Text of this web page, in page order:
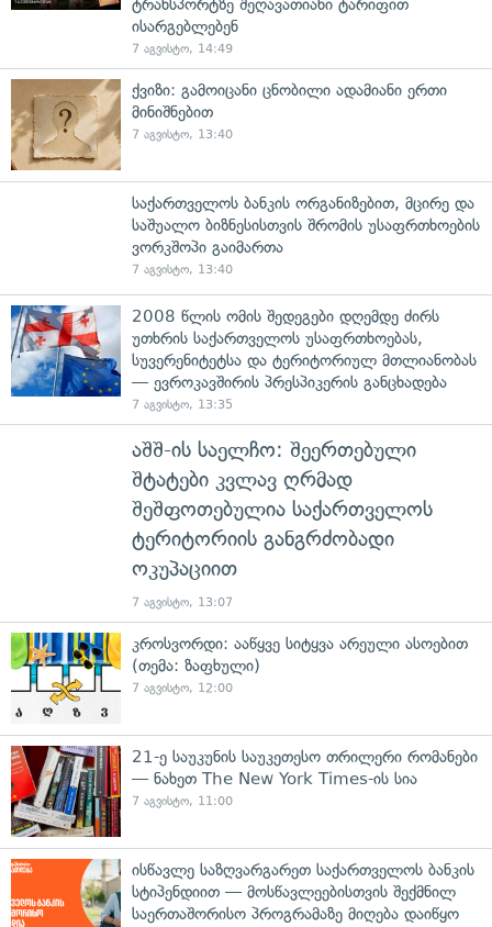
ტრანსპორტზე შეღავათიანი ტარიფით
ისარგებლებენ
7 აგვისტო, 14:49
ქვიზი: გამოიცანი ცნობილი ადამიანი ერთი
მინიშნებით
7 აგვისტო, 13:40
საქართველოს ბანკის ორგანიზებით, მცირე და
საშუალო ბიზნესისთვის შრომის უსაფრთხოების
ვორკშოპი გაიმართა
7 აგვისტო, 13:40
2008 წლის ომის შედეგები დღემდე ძირს
უთხრის საქართველოს უსაფრთხოებას,
სუვერენიტეტსა და ტერიტორიულ მთლიანობას
— ევროკავშირის პრესპიკერის განცხადება
7 აგვისტო, 13:35
აშშ-ის საელჩო: შეერთებული
შტატები კვლავ ღრმად
შეშფოთებულია საქართველოს
ტერიტორიის განგრძობადი
ოკუპაციით
7 აგვისტო, 13:07
კროსვორდი: ააწყვე სიტყვა არეული ასოებით
(თემა: ზაფხული)
7 აგვისტო, 12:00
21-ე საუკუნის საუკეთესო თრილერი რომანები
— ნახეთ The New York Times-ის სია
7 აგვისტო, 11:00
ისწავლე საზღვარგარეთ საქართველოს ბანკის
სტიპენდიით — მოსწავლეებისთვის შექმნილ
საერთაშორისო პროგრამაზე მიღება დაიწყო